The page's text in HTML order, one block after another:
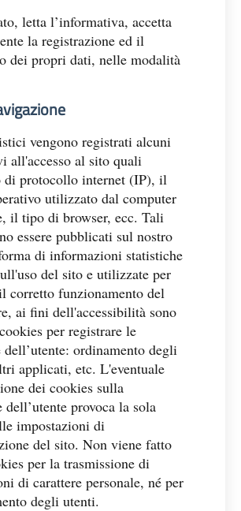
letta l’informativa, accetta
la registrazione ed il
dei propri dati, nelle modalità
vengono registrati alcuni
all'accesso al sito quali
di protocollo internet (IP), il
utilizzato dal computer
il tipo di browser, ecc. Tali
essere pubblicati sul nostro
di informazioni statistiche
del sito e utilizzate per
corretto funzionamento del
ai fini dell'accessibilità sono
per registrare le
dell’utente: ordinamento degli
applicati, etc. L'eventuale
dei cookies sulla
dell’utente provoca la sola
impostazioni di
del sito. Non viene fatto
per la trasmissione di
di carattere personale, né per
degli utenti.